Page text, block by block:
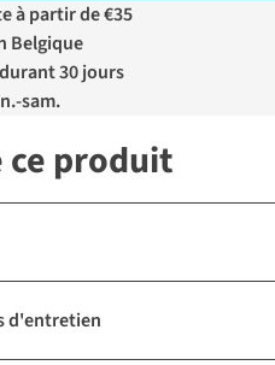
à partir de €35
Belgique
30 jours
sam.
ce produit
d'entretien